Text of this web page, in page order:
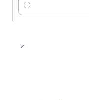
Cantidad